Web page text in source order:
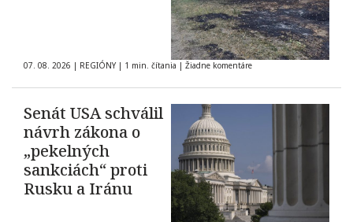
07. 08. 2026 | REGIÓNY | 1 min. čítania | Žiadne komentáre
Senát USA schválil
návrh zákona o
„pekelných
sankciách“ proti
Rusku a Iránu